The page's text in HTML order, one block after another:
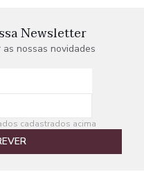
Newsletter
nossas novidades
cadastrados acima